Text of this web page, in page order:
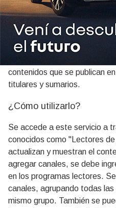
¿Qué es el RSS?
El RSS ("Really Simple
permite emitir contenidos
agregados fácilmente en
contenidos que se publican
titulares y sumarios.
¿Cómo utilizarlo?
Se accede a este servicio a
conocidos como "Lectores
actualizan y muestran el
agregar canales, se debe
en los programas lectores.
canales, agrupando todas
mismo grupo. También se